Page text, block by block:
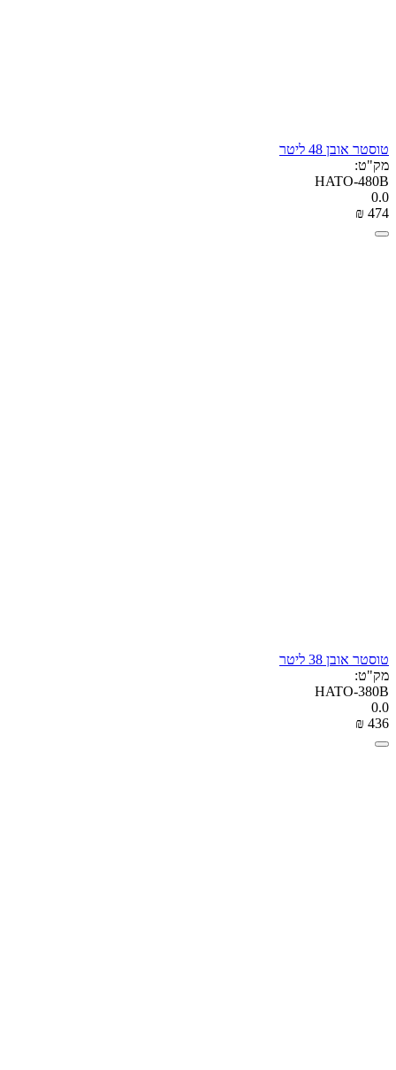
טוסטר אובן 48 ליטר
מק"ט:
HATO-480B
0.0
₪ ‍474‍
טוסטר אובן 38 ליטר
מק"ט:
HATO-380B
0.0
₪ ‍436‍